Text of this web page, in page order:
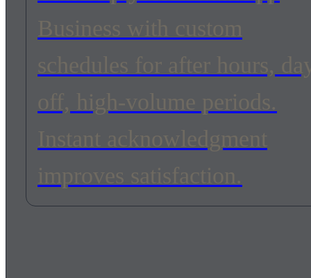
Business with custom
schedules for after hours,
off, high-volume periods.
Instant acknowledgment
improves satisfaction.